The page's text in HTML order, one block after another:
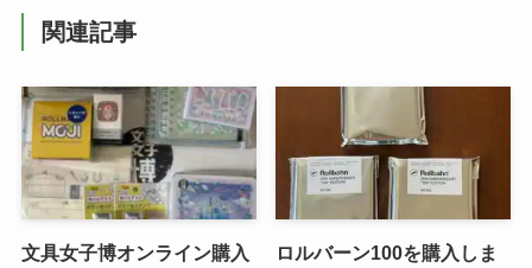
関連記事
文具女子博オンライン購入
ロルバーン100を購入しま